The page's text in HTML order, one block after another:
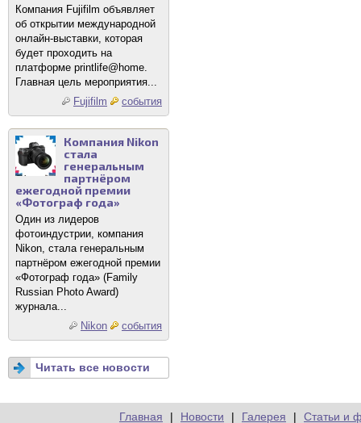
Компания Fujifilm объявляет
об открытии международной
онлайн-выставки, которая
будет проходить на
платформе printlife@home.
Главная цель мероприятия...
Fujifilm
события
Компания Nikon
стала
генеральным
партнёром
ежегодной премии
«Фотограф года»
Один из лидеров
фотоиндустрии, компания
Nikon, стала генеральным
партнёром ежегодной премии
«Фотограф года» (Family
Russian Photo Award)
журнала...
Nikon
события
Читать все новости
Главная | Новости | Галерея | Статьи и